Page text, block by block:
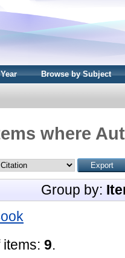
Browse by Subject
where
Group by:
9.